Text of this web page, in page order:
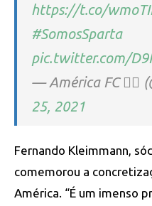
https://t.co/
#SomosSparta
pic.twitter.com/
— América FC ✊🏿
25, 2021
Fernando Kleimmann,
comemorou a
América. “É um imenso